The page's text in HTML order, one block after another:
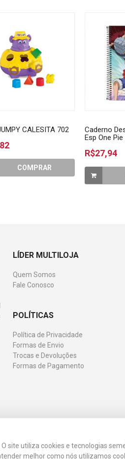
CALESITA 702
COMPRAR
Caderno
Esp One
R$27,94
LÍDER MULTILOJA
Quem Somos
Fale Conosco
POLÍTICAS
Política de Privacidade
Formas de Envio
Trocas e Devoluções
Formas de Pagamento
.
site utiliza cookies e tecnologias
melhor como nós utilizamos